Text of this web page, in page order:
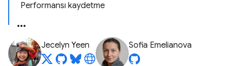
Performansı kaydetme
Jecelyn Yeen Sofia Emelianova